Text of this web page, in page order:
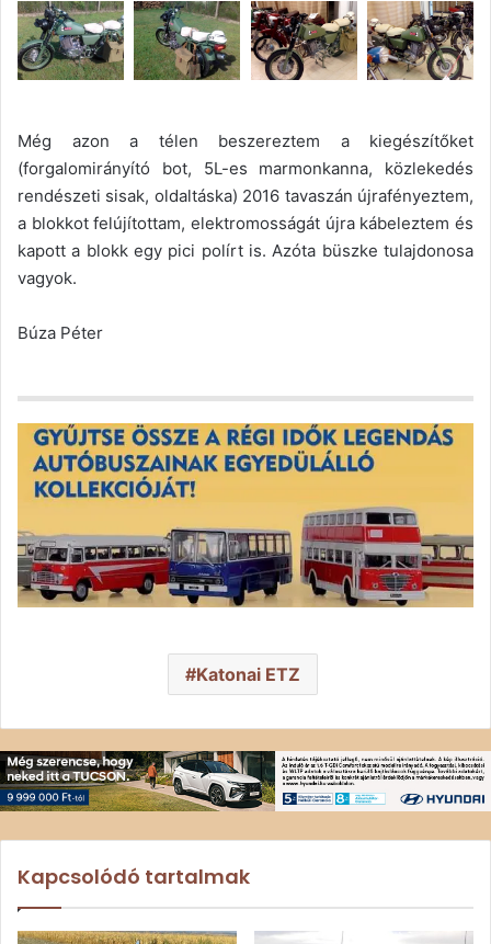
Még azon a télen beszereztem a kiegészítőket
(forgalomirányító bot, 5L-es marmonkanna, közlekedés
rendészeti sisak, oldaltáska) 2016 tavaszán újrafényeztem,
a blokkot felújítottam, elektromosságát újra kábeleztem és
kapott a blokk egy pici polírt is. Azóta büszke tulajdonosa
vagyok.
Búza Péter
Katonai ETZ
Kapcsolódó tartalmak